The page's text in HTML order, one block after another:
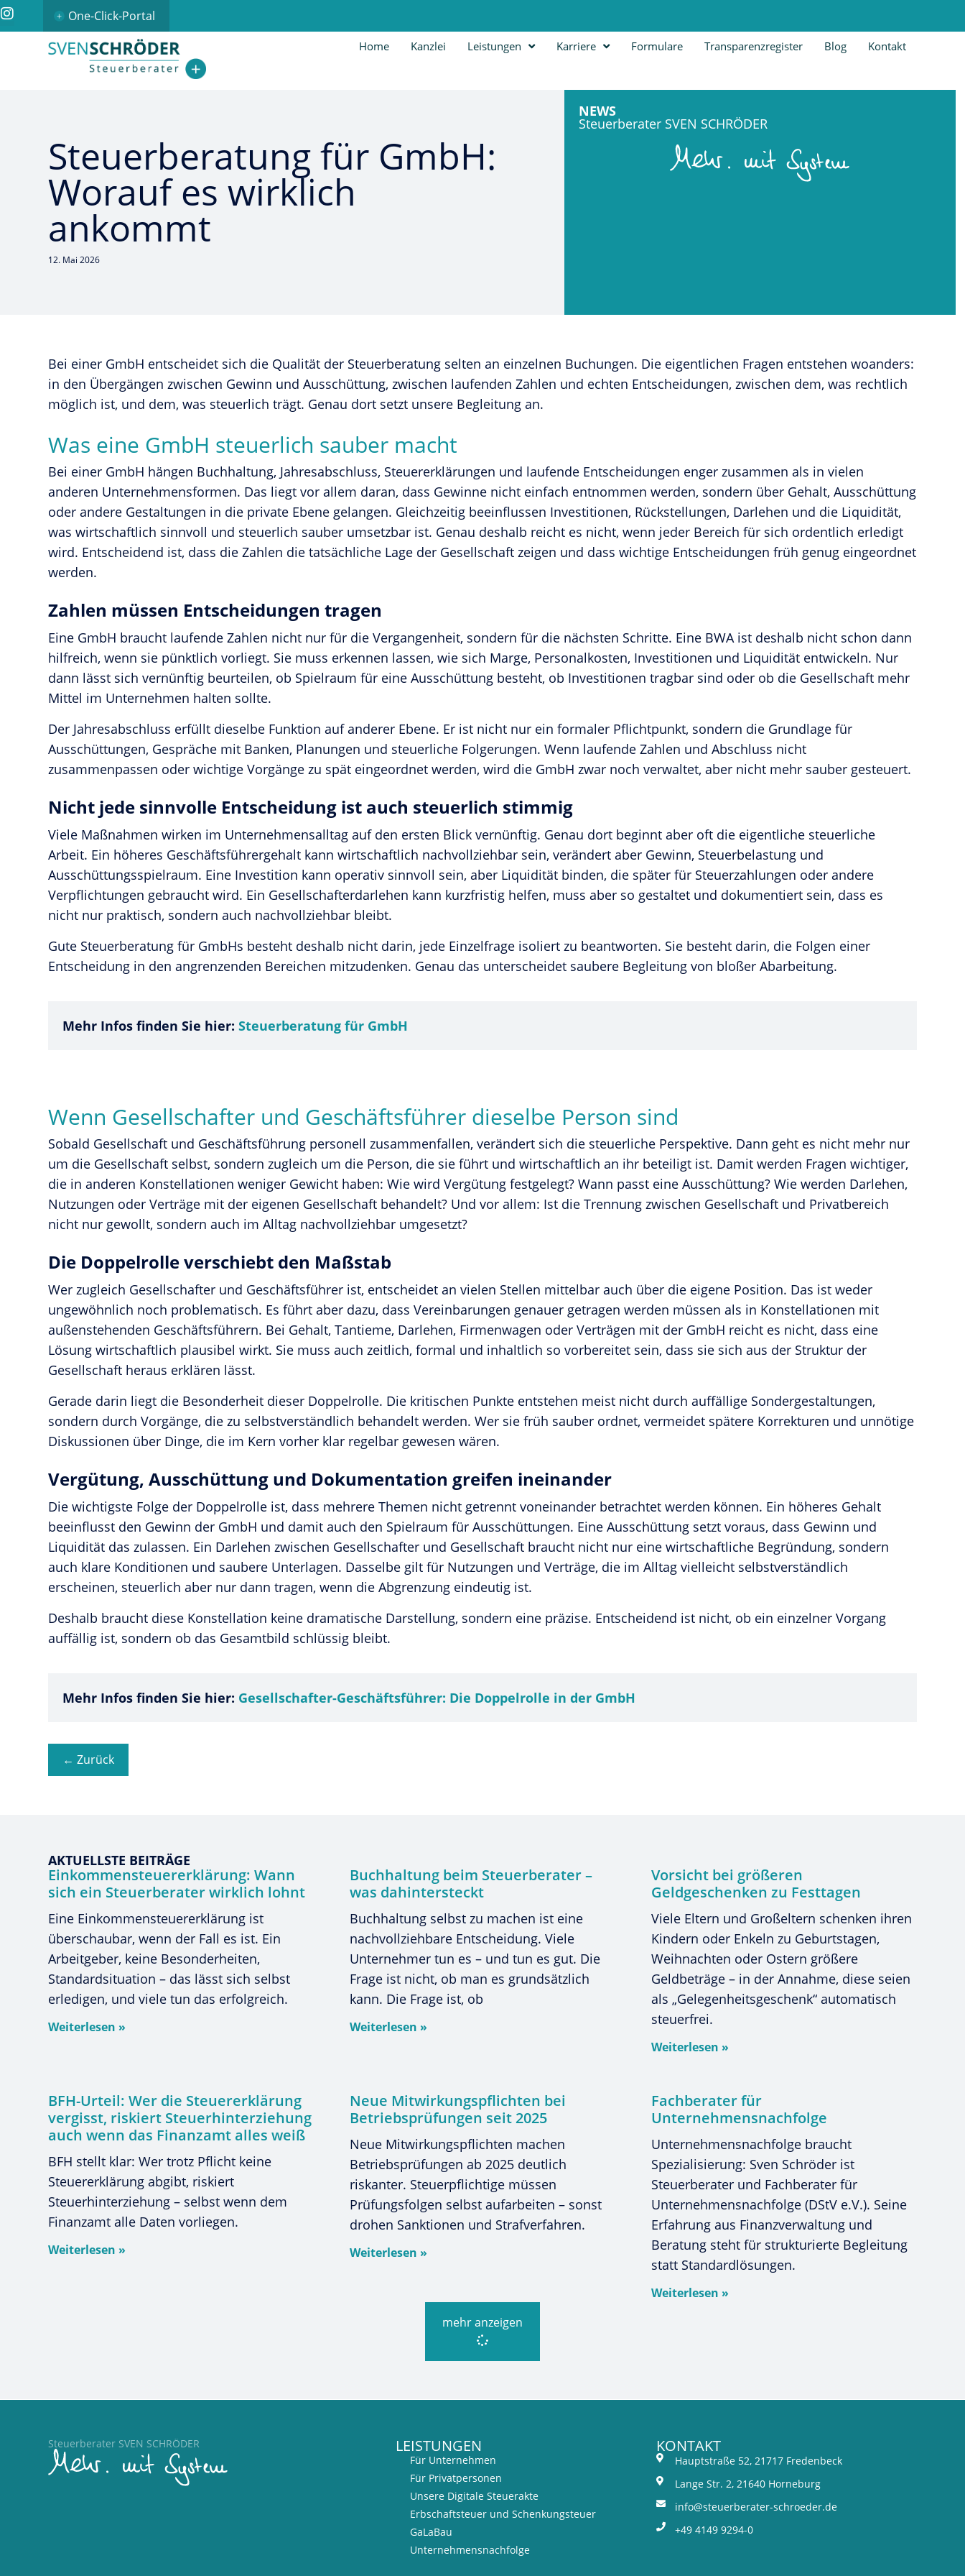
One-Click-Portal
Home Kanzlei Leistungen Karriere Formulare Transparenzregister Blog Kontakt
Steuerberatung für GmbH:
Worauf es wirklich
ankommt
12. Mai 2026
NEWS
Steuerberater SVEN SCHRÖDER
Bei einer GmbH entscheidet sich die Qualität der Steuerberatung selten an einzelnen Buchungen. Die eigentlichen Fragen entstehen woanders:
in den Übergängen zwischen Gewinn und Ausschüttung, zwischen laufenden Zahlen und echten Entscheidungen, zwischen dem, was rechtlich
möglich ist, und dem, was steuerlich trägt. Genau dort setzt unsere Begleitung an.
Was eine GmbH steuerlich sauber macht
Bei einer GmbH hängen Buchhaltung, Jahresabschluss, Steuererklärungen und laufende Entscheidungen enger zusammen als in vielen
anderen Unternehmensformen. Das liegt vor allem daran, dass Gewinne nicht einfach entnommen werden, sondern über Gehalt, Ausschüttung
oder andere Gestaltungen in die private Ebene gelangen. Gleichzeitig beeinflussen Investitionen, Rückstellungen, Darlehen und die Liquidität,
was wirtschaftlich sinnvoll und steuerlich sauber umsetzbar ist. Genau deshalb reicht es nicht, wenn jeder Bereich für sich ordentlich erledigt
wird. Entscheidend ist, dass die Zahlen die tatsächliche Lage der Gesellschaft zeigen und dass wichtige Entscheidungen früh genug eingeordnet
werden.
Zahlen müssen Entscheidungen tragen
Eine GmbH braucht laufende Zahlen nicht nur für die Vergangenheit, sondern für die nächsten Schritte. Eine BWA ist deshalb nicht schon dann
hilfreich, wenn sie pünktlich vorliegt. Sie muss erkennen lassen, wie sich Marge, Personalkosten, Investitionen und Liquidität entwickeln. Nur
dann lässt sich vernünftig beurteilen, ob Spielraum für eine Ausschüttung besteht, ob Investitionen tragbar sind oder ob die Gesellschaft mehr
Mittel im Unternehmen halten sollte.
Der Jahresabschluss erfüllt dieselbe Funktion auf anderer Ebene. Er ist nicht nur ein formaler Pflichtpunkt, sondern die Grundlage für
Ausschüttungen, Gespräche mit Banken, Planungen und steuerliche Folgerungen. Wenn laufende Zahlen und Abschluss nicht
zusammenpassen oder wichtige Vorgänge zu spät eingeordnet werden, wird die GmbH zwar noch verwaltet, aber nicht mehr sauber gesteuert.
Nicht jede sinnvolle Entscheidung ist auch steuerlich stimmig
Viele Maßnahmen wirken im Unternehmensalltag auf den ersten Blick vernünftig. Genau dort beginnt aber oft die eigentliche steuerliche
Arbeit. Ein höheres Geschäftsführergehalt kann wirtschaftlich nachvollziehbar sein, verändert aber Gewinn, Steuerbelastung und
Ausschüttungsspielraum. Eine Investition kann operativ sinnvoll sein, aber Liquidität binden, die später für Steuerzahlungen oder andere
Verpflichtungen gebraucht wird. Ein Gesellschafterdarlehen kann kurzfristig helfen, muss aber so gestaltet und dokumentiert sein, dass es
nicht nur praktisch, sondern auch nachvollziehbar bleibt.
Gute Steuerberatung für GmbHs besteht deshalb nicht darin, jede Einzelfrage isoliert zu beantworten. Sie besteht darin, die Folgen einer
Entscheidung in den angrenzenden Bereichen mitzudenken. Genau das unterscheidet saubere Begleitung von bloßer Abarbeitung.
Mehr Infos finden Sie hier:Steuerberatung für GmbH
Wenn Gesellschafter und Geschäftsführer dieselbe Person sind
Sobald Gesellschaft und Geschäftsführung personell zusammenfallen, verändert sich die steuerliche Perspektive. Dann geht es nicht mehr nur
um die Gesellschaft selbst, sondern zugleich um die Person, die sie führt und wirtschaftlich an ihr beteiligt ist. Damit werden Fragen wichtiger,
die in anderen Konstellationen weniger Gewicht haben: Wie wird Vergütung festgelegt? Wann passt eine Ausschüttung? Wie werden Darlehen,
Nutzungen oder Verträge mit der eigenen Gesellschaft behandelt? Und vor allem: Ist die Trennung zwischen Gesellschaft und Privatbereich
nicht nur gewollt, sondern auch im Alltag nachvollziehbar umgesetzt?
Die Doppelrolle verschiebt den Maßstab
Wer zugleich Gesellschafter und Geschäftsführer ist, entscheidet an vielen Stellen mittelbar auch über die eigene Position. Das ist weder
ungewöhnlich noch problematisch. Es führt aber dazu, dass Vereinbarungen genauer getragen werden müssen als in Konstellationen mit
außenstehenden Geschäftsführern. Bei Gehalt, Tantieme, Darlehen, Firmenwagen oder Verträgen mit der GmbH reicht es nicht, dass eine
Lösung wirtschaftlich plausibel wirkt. Sie muss auch zeitlich, formal und inhaltlich so vorbereitet sein, dass sie sich aus der Struktur der
Gesellschaft heraus erklären lässt.
Gerade darin liegt die Besonderheit dieser Doppelrolle. Die kritischen Punkte entstehen meist nicht durch auffällige Sondergestaltungen,
sondern durch Vorgänge, die zu selbstverständlich behandelt werden. Wer sie früh sauber ordnet, vermeidet spätere Korrekturen und unnötige
Diskussionen über Dinge, die im Kern vorher klar regelbar gewesen wären.
Vergütung, Ausschüttung und Dokumentation greifen ineinander
Die wichtigste Folge der Doppelrolle ist, dass mehrere Themen nicht getrennt voneinander betrachtet werden können. Ein höheres Gehalt
beeinflusst den Gewinn der GmbH und damit auch den Spielraum für Ausschüttungen. Eine Ausschüttung setzt voraus, dass Gewinn und
Liquidität das zulassen. Ein Darlehen zwischen Gesellschafter und Gesellschaft braucht nicht nur eine wirtschaftliche Begründung, sondern
auch klare Konditionen und saubere Unterlagen. Dasselbe gilt für Nutzungen und Verträge, die im Alltag vielleicht selbstverständlich
erscheinen, steuerlich aber nur dann tragen, wenn die Abgrenzung eindeutig ist.
Deshalb braucht diese Konstellation keine dramatische Darstellung, sondern eine präzise. Entscheidend ist nicht, ob ein einzelner Vorgang
auffällig ist, sondern ob das Gesamtbild schlüssig bleibt.
Mehr Infos finden Sie hier: Gesellschafter-Geschäftsführer: Die Doppelrolle in der GmbH
← Zurück
AKTUELLSTE BEITRÄGE
Einkommensteuererklärung: Wann
sich ein Steuerberater wirklich lohnt
Eine Einkommensteuererklärung ist
überschaubar, wenn der Fall es ist. Ein
Arbeitgeber, keine Besonderheiten,
Standardsituation – das lässt sich selbst
erledigen, und viele tun das erfolgreich.
Weiterlesen »
Buchhaltung beim Steuerberater –
was dahintersteckt
Buchhaltung selbst zu machen ist eine
nachvollziehbare Entscheidung. Viele
Unternehmer tun es – und tun es gut. Die
Frage ist nicht, ob man es grundsätzlich
kann. Die Frage ist, ob
Weiterlesen »
Vorsicht bei größeren
Geldgeschenken zu Festtagen
Viele Eltern und Großeltern schenken ihren
Kindern oder Enkeln zu Geburtstagen,
Weihnachten oder Ostern größere
Geldbeträge – in der Annahme, diese seien
als „Gelegenheitsgeschenk“ automatisch
steuerfrei.
Weiterlesen »
BFH-Urteil: Wer die Steuererklärung
vergisst, riskiert Steuerhinterziehung
auch wenn das Finanzamt alles weiß
BFH stellt klar: Wer trotz Pflicht keine
Steuererklärung abgibt, riskiert
Steuerhinterziehung – selbst wenn dem
Finanzamt alle Daten vorliegen.
Weiterlesen »
Neue Mitwirkungspflichten bei
Betriebsprüfungen seit 2025
Neue Mitwirkungspflichten machen
Betriebsprüfungen ab 2025 deutlich
riskanter. Steuerpflichtige müssen
Prüfungsfolgen selbst aufarbeiten – sonst
drohen Sanktionen und Strafverfahren.
Weiterlesen »
Fachberater für
Unternehmensnachfolge
Unternehmensnachfolge braucht
Spezialisierung: Sven Schröder ist
Steuerberater und Fachberater für
Unternehmensnachfolge (DStV e.V.). Seine
Erfahrung aus Finanzverwaltung und
Beratung steht für strukturierte Begleitung
statt Standardlösungen.
Weiterlesen »
mehr anzeigen
Steuerberater SVEN SCHRÖDER LEISTUNGEN
Für Unternehmen
Für Privatpersonen
Unsere Digitale Steuerakte
Erbschaftsteuer und Schenkungsteuer
GaLaBau
Unternehmensnachfolge
KONTAKT
Hauptstraße 52, 21717 Fredenbeck
Lange Str. 2, 21640 Horneburg
info@steuerberater-schroeder.de
+49 4149 9294-0